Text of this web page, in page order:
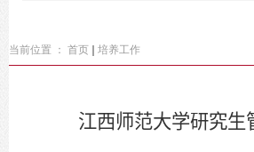
当前位置 ： 首页 培养工作
江西师范大学研究生